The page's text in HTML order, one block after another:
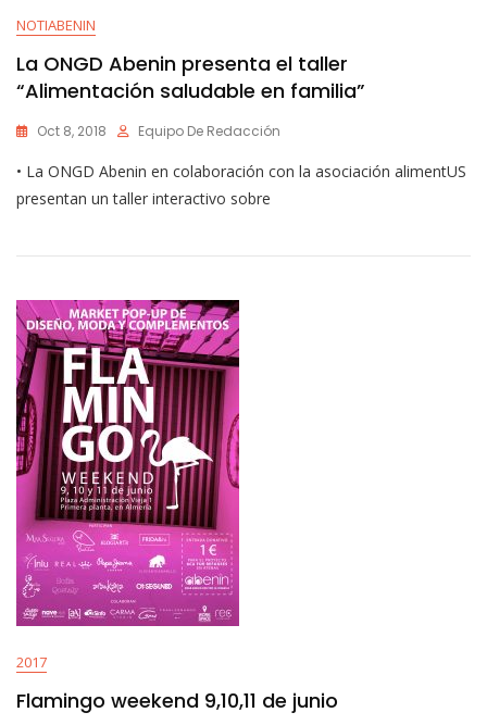
NOTIABENIN
La ONGD Abenin presenta el taller
“Alimentación saludable en familia”
Oct 8, 2018 Equipo De Redacción
• La ONGD Abenin en colaboración con la asociación alimentUS
presentan un taller interactivo sobre
2017
Flamingo weekend 9,10,11 de junio